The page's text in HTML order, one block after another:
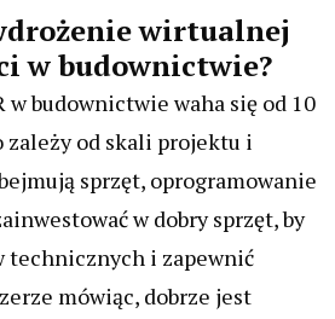
wirtualnej
w budownictwie?
w budownictwie waha się od 10
zależy od skali projektu i
sprzęt, oprogramowanie
w dobry sprzęt, by
technicznych i zapewnić
mówiąc, dobrze jest